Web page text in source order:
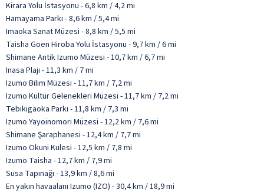
Kirara Yolu İstasyonu - 6,8 km / 4,2 mi
Hamayama Parkı - 8,6 km / 5,4 mi
Imaoka Sanat Müzesi - 8,8 km / 5,5 mi
Taisha Goen Hiroba Yolu İstasyonu - 9,7 km / 6 mi
Shimane Antik Izumo Müzesi - 10,7 km / 6,7 mi
Inasa Plajı - 11,3 km / 7 mi
Izumo Bilim Müzesi - 11,7 km / 7,2 mi
Izumo Kültür Gelenekleri Müzesi - 11,7 km / 7,2 mi
Tebikigaoka Parkı - 11,8 km / 7,3 mi
Izumo Yayoinomori Müzesi - 12,2 km / 7,6 mi
Shimane Şaraphanesi - 12,4 km / 7,7 mi
Izumo Okuni Kulesi - 12,5 km / 7,8 mi
Izumo Taisha - 12,7 km / 7,9 mi
Susa Tapınağı - 13,9 km / 8,6 mi
En yakın havaalanı Izumo (IZO) - 30,4 km / 18,9 mi